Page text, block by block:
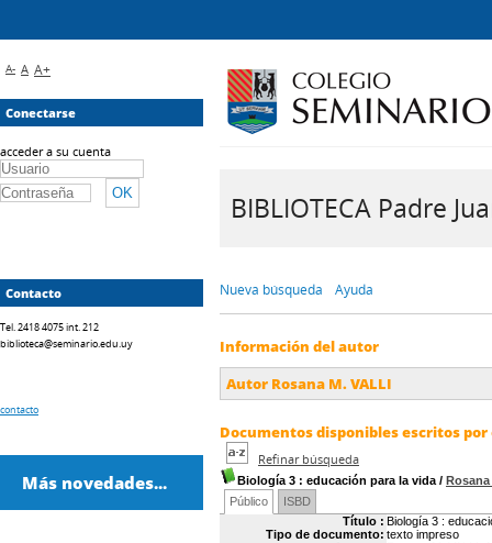
BIBLIOTECA Padre
Nueva búsqueda Ayuda
Información del autor
Autor Rosana M. VALLI
Documentos disponibles escritos
Refinar búsqueda
Biología 3 : educación para la vida / Rosana
Público
ISBD
Título : Biología 3 :
Tipo de documento: texto impreso
A- A A+
Conectarse
acceder a su cuenta
Contacto
Tel. 2418 4075 int. 212
biblioteca@seminario.edu.uy
contacto
Más novedades...